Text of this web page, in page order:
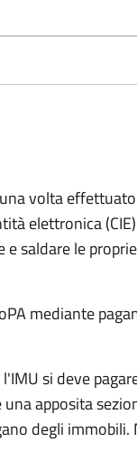
volta
elettronica
saldare le
mediante
si deve
una apposita
degli immobili.